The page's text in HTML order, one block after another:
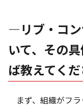
―リブ・コン
いて、その
ば教えてくだ
まず、組織がフラ